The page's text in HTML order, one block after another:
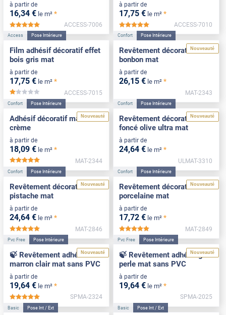
à partir de
16,34 € le m² *
*****
ACCESS-7006
à partir de
17,75 € le m² *
ACCESS-7010
Access Pose Intérieure
Film adhésif décoratif effet
bois gris mat
à partir de
17,75 € le m² *
*****
ACCESS-7015
Nouveauté
Confort Pose Intérieure
Revêtement décoratif rose
bonbon mat
à partir de
26,15 € le m² *
MAT-2343
Nouveauté
Confort Pose Intérieure
Adhésif décoratif mat blanc
crème
à partir de
18,09 € le m² *
*****
MAT-2344
Nouveauté
Confort Pose Intérieure
Revêtement décoratif vert
foncé olive ultra mat
à partir de
24,64 € le m² *
ULMAT-3310
Nouveauté
Confort Pose Intérieure
Revêtement décoratif vert
pistache mat
à partir de
24,64 € le m² *
*****
MAT-2846
Nouveauté
Confort Pose Intérieure
Revêtement décoratif
porcelaine mat
à partir de
17,72 € le m² *
MAT-2849
Nouveauté
Pvc Free Pose Intérieure
🍃 Revêtement adhésif
marron clair mat sans PVC
à partir de
19,64 € le m² *
*****
SPMA-2324
Nouveauté
Pvc Free Pose Intérieure
🍃 Revêtement adhésif gris
perle mat sans PVC
à partir de
19,64 € le m² *
SPMA-2025
Basic Pose Int / Ext Basic Pose Int / Ext